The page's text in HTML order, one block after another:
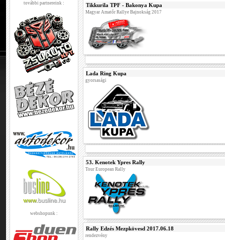
további partnereink :
webshopunk :
Tikkurila TPF - Bakonya Kupa
Magyar Amatőr Rallye Bajnokság 2017
Lada Ring Kupa
gyorsasági
53. Kenotek Ypres Rally
Tour European Rally
Rally Edzés Mezpkövesd 2017.06.18
rendezvény